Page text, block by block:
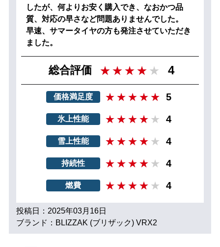
したが、何よりお安く購入でき、なおかつ品
質、対応の早さなど問題ありませんでした。
早速、サマータイヤの方も発注させていただき
ました。
総合評価 4
価格満足度 5
氷上性能 4
雪上性能 4
持続性 4
燃費 4
投稿日：2025年03月16日
ブランド：BLIZZAK (ブリザック) VRX2